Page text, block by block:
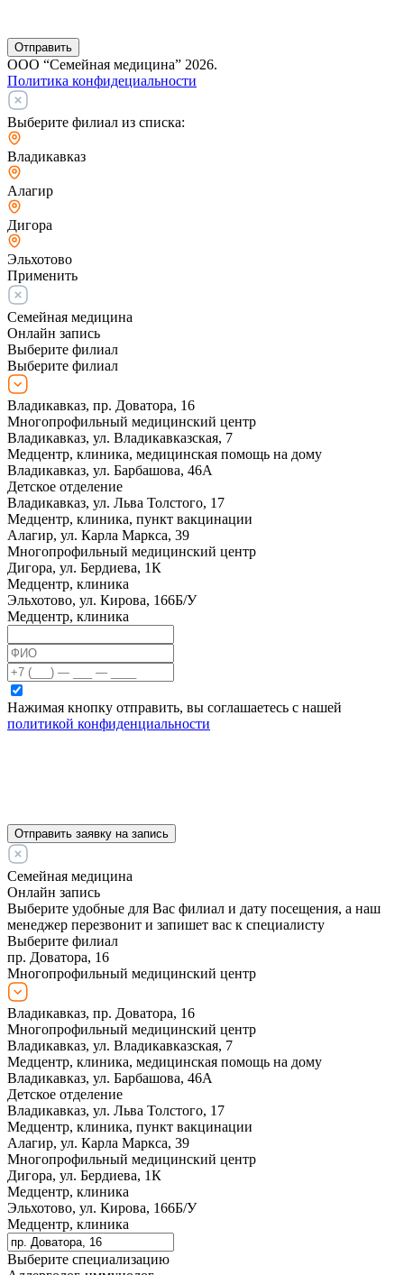
Отправить
ООО “Семейная медицина” 2026.
Политика конфидециальности
Выберите филиал из списка:
Владикавказ
Алагир
Дигора
Эльхотово
Применить
Семейная медицина
Онлайн запись
Выберите филиал
Выберите филиал
Владикавказ, пр. Доватора, 16
Многопрофильный медицинский центр
Владикавказ, ул. Владикавказская, 7
Медцентр, клиника, медицинская помощь на дому
Владикавказ, ул. Барбашова, 46А
Детское отделение
Владикавказ, ул. Льва Толстого, 17
Медцентр, клиника, пункт вакцинации
Алагир, ул. Карла Маркса, 39
Многопрофильный медицинский центр
Дигора, ул. Бердиева, 1К
Медцентр, клиника
Эльхотово, ул. Кирова, 166Б/У
Медцентр, клиника
Нажимая кнопку отправить, вы соглашаетесь с нашей
политикой конфиденциальности
Отправить заявку на запись
Семейная медицина
Онлайн запись
Выберите удобные для Вас филиал и дату посещения, а наш
менеджер перезвонит и запишет вас к специалисту
Выберите филиал
пр. Доватора, 16
Многопрофильный медицинский центр
Владикавказ, пр. Доватора, 16
Многопрофильный медицинский центр
Владикавказ, ул. Владикавказская, 7
Медцентр, клиника, медицинская помощь на дому
Владикавказ, ул. Барбашова, 46А
Детское отделение
Владикавказ, ул. Льва Толстого, 17
Медцентр, клиника, пункт вакцинации
Алагир, ул. Карла Маркса, 39
Многопрофильный медицинский центр
Дигора, ул. Бердиева, 1К
Медцентр, клиника
Эльхотово, ул. Кирова, 166Б/У
Медцентр, клиника
Выберите специализацию